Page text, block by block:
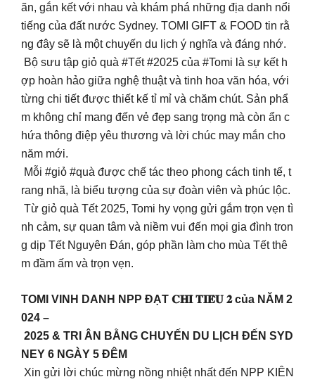
ãn, gắn kết với nhau và khám phá những địa danh nổi
tiếng của đất nước Sydney. TOMI GIFT & FOOD tin rằ
ng đây sẽ là một chuyến du lịch ý nghĩa và đáng nhớ.
Bộ sưu tập giỏ quà #Tết #2025 của #Tomi là sự kết h
ợp hoàn hảo giữa nghệ thuật và tinh hoa văn hóa, với
từng chi tiết được thiết kế tỉ mỉ và chăm chút. Sản phẩ
m không chỉ mang đến vẻ đẹp sang trọng mà còn ẩn c
hứa thông điệp yêu thương và lời chúc may mắn cho
năm mới.
Mỗi #giỏ #quà được chế tác theo phong cách tinh tế, t
rang nhã, là biểu tượng của sự đoàn viên và phúc lộc.
Từ giỏ quà Tết 2025, Tomi hy vọng gửi gắm trọn vẹn tì
nh cảm, sự quan tâm và niềm vui đến mọi gia đình tron
g dịp Tết Nguyên Đán, góp phần làm cho mùa Tết thê
m đầm ấm và trọn vẹn.
TOMI VINH DANH NPP ĐẠT 𝐂𝐇𝐈̉ 𝐓𝐈𝐄̂𝐔 𝟐 của NĂM 2
024 –
2025 & TRI ÂN BẰNG CHUYẾN DU LỊCH ĐẾN SYD
NEY 6 NGÀY 5 ĐÊM
Xin gửi lời chúc mừng nồng nhiệt nhất đến NPP KIÊN